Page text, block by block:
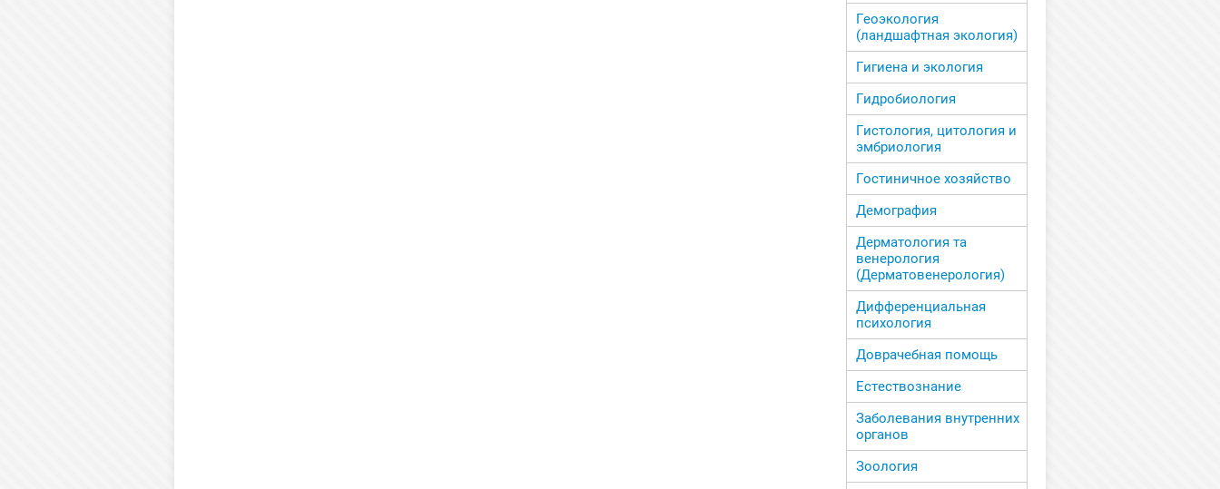
Геоэкология
(ландшафтная экология)
Гигиена и экология
Гидробиология
Гистология, цитология и
эмбриология
Гостиничное хозяйство
Демография
Дерматология та
венерология
(Дерматовенерология)
Дифференциальная
психология
Доврачебная помощь
Естествознание
Заболевания внутренних
органов
Зоология